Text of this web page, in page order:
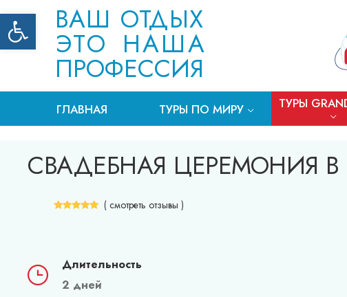
Открыть панель инструментов
ВАШ ОТДЫХ
ЭТО НАША
ПРОФЕССИЯ
ГЛАВНАЯ ТУРЫ ПО МИРУ ТУРЫ
СВАДЕБНАЯ ЦЕРЕМОНИЯ
( смотреть отзывы )
Длительность
2 дней